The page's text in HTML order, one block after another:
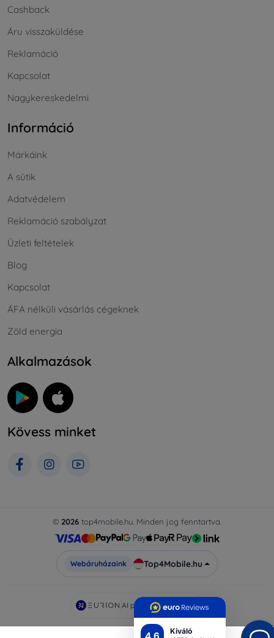
4.6 Kiváló
Cashback
Áru visszaküldése
Reklamáció
Kapcsolat
Nagykereskedelmi
Információ
Márkáink
A sütik
Adatvédelem
Reklamáció szabályzat
Üzleti feltételek
Blog
Kapcsolat
ÁFA nélküli vásárlás cégeknek
Zöld energia
Alkalmazások
Kövess minket
© 2026 top4mobile.hu. Minden jog fenntartva.
Webáruházaink Top4Mobile.hu
AI powered byEurion